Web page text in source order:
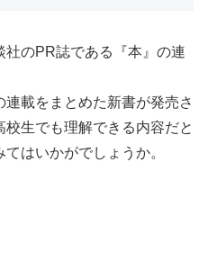
社のPR誌である『本』の連
載をまとめた新書が発売さ
生でも理解できる内容だと
はいかがでしょうか。